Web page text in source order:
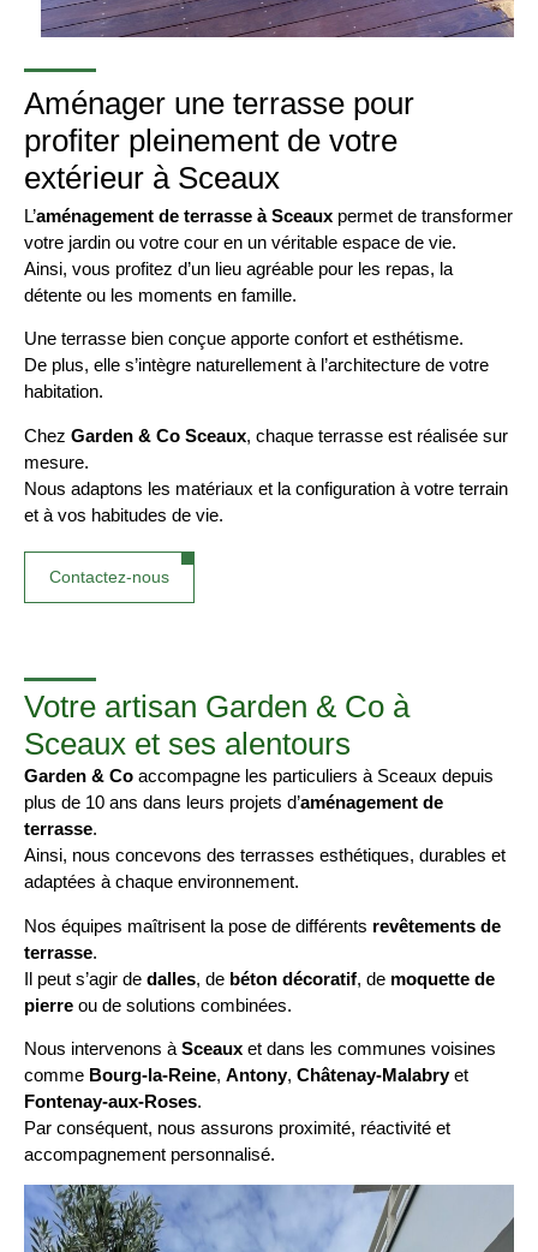
Aménager une terrasse pour
profiter pleinement de votre
extérieur à Sceaux
L’aménagement de terrasse à Sceaux permet de transformer
votre jardin ou votre cour en un véritable espace de vie.
Ainsi, vous profitez d’un lieu agréable pour les repas, la
détente ou les moments en famille.
Une terrasse bien conçue apporte confort et esthétisme.
De plus, elle s’intègre naturellement à l’architecture de votre
habitation.
Chez Garden & Co Sceaux, chaque terrasse est réalisée sur
mesure.
Nous adaptons les matériaux et la configuration à votre terrain
et à vos habitudes de vie.
Contactez-nous
Votre artisan Garden & Co à
Sceaux et ses alentours
Garden & Co accompagne les particuliers à Sceaux depuis
plus de 10 ans dans leurs projets d’aménagement de
terrasse.
Ainsi, nous concevons des terrasses esthétiques, durables et
adaptées à chaque environnement.
Nos équipes maîtrisent la pose de différents revêtements de
terrasse.
Il peut s’agir de dalles, de béton décoratif, de moquette de
pierre ou de solutions combinées.
Nous intervenons à Sceaux et dans les communes voisines
comme Bourg-la-Reine, Antony, Châtenay-Malabryet
Fontenay-aux-Roses.
Par conséquent, nous assurons proximité, réactivité et
accompagnement personnalisé.